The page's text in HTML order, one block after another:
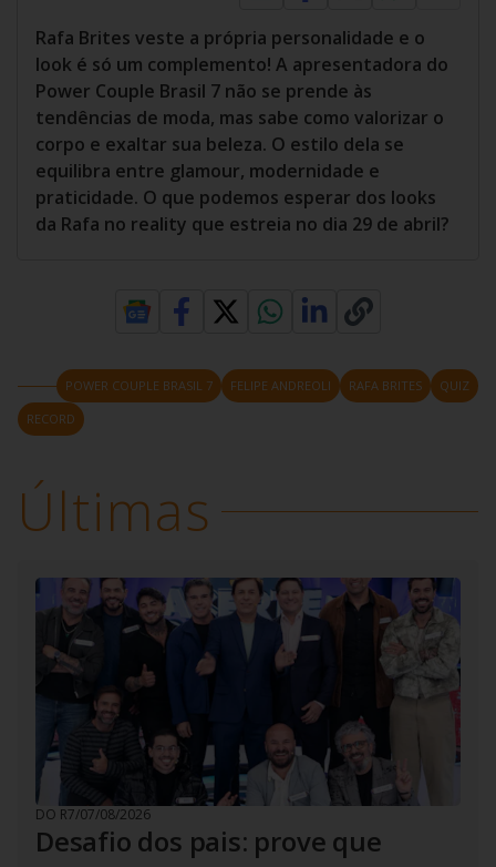
Rafa Brites veste a própria personalidade e o
look é só um complemento! A apresentadora do
Power Couple Brasil 7 não se prende às
tendências de moda, mas sabe como valorizar o
corpo e exaltar sua beleza. O estilo dela se
equilibra entre glamour, modernidade e
praticidade. O que podemos esperar dos looks
da Rafa no reality que estreia no dia 29 de abril?
POWER COUPLE BRASIL 7 FELIPE ANDREOLI RAFA BRITES
QUIZ
RECORD
Últimas
DO R7/07/08/2026
Desafio dos pais: prove que